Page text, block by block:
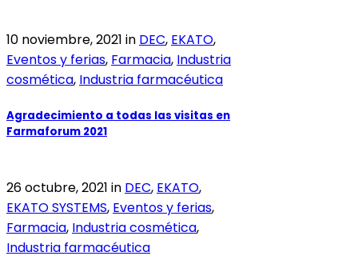
10 noviembre, 2021 in DEC, EKATO,
Eventos y ferias, Farmacia, Industria
cosmética, Industria farmacéutica
Agradecimiento a todas las visitas en
Farmaforum 2021
26 octubre, 2021 in DEC, EKATO,
EKATO SYSTEMS, Eventos y ferias,
Farmacia, Industria cosmética,
Industria farmacéutica